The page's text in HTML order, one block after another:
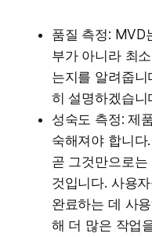
품질 측정: MVD
부가 아니라 최
는지를 알려줍
히 설명하겠습니
성숙도 측정: 제
숙해져야 합니
곧 그것만으로
것입니다. 사용
완료하는 데 사
해 더 많은 작업